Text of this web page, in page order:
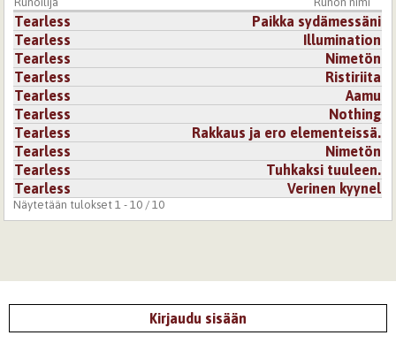
Tearless
Paikka sydämessäni
Tearless
Illumination
Tearless
Nimetön
Tearless
Ristiriita
Tearless
Aamu
Tearless
Nothing
Tearless
Rakkaus ja ero elementeissä.
Tearless
Nimetön
Tearless
Tuhkaksi tuuleen.
Tearless
Verinen kyynel
Näytetään tulokset 1 - 10 / 10
Kirjaudu sisään